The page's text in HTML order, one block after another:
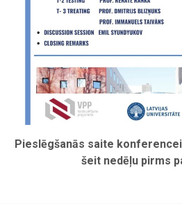
Pieslēgšanās saite
šeit nedēļu pirms